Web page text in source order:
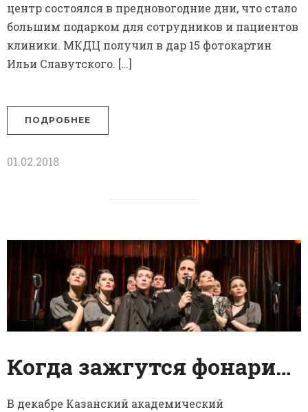
центр состоялся в предновогодние дни, что стало
большим подарком для сотрудников и пациентов
клиники. МКДЦ получил в дар 15 фотокартин
Ильи Славутского. […]
ПОДРОБНЕЕ
01.02.2018
Когда зажгутся фонари…
В декабре Казанский академический